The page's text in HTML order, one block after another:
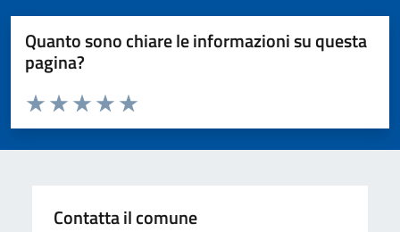
Quanto sono chiare le informazioni su questa
pagina?
Valuta da 1 a 5 stelle la pagina
Valuta 5 stelle su 5
Valuta 4 stelle su 5
Valuta 3 stelle su 5
Valuta 2 stelle su 5
Valuta 1 stelle su 5
Contatta il comune